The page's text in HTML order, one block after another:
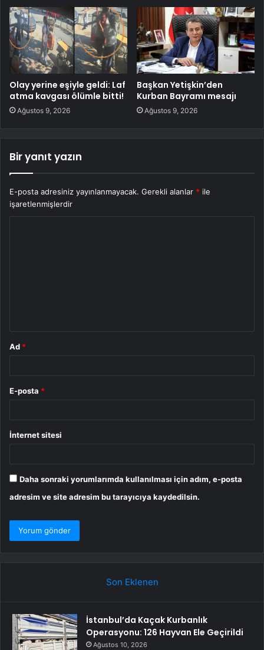
Olay yerine eşiyle geldi: Laf
atma kavgası ölümle bitti!
Ağustos 9, 2026
Başkan Yetişkin’den
Kurban Bayramı mesajı
Ağustos 9, 2026
Bir yanıt yazın
E-posta adresiniz yayınlanmayacak. Gerekli alanlar * ile
işaretlenmişlerdir
Ad *
E-posta *
İnternet sitesi
Daha sonraki yorumlarımda kullanılması için adım, e-posta
adresim ve site adresim bu tarayıcıya kaydedilsin.
Son Eklenen
İstanbul’da Kaçak Kurbanlık
Operasyonu: 126 Hayvan Ele Geçirildi
Ağustos 10, 2026